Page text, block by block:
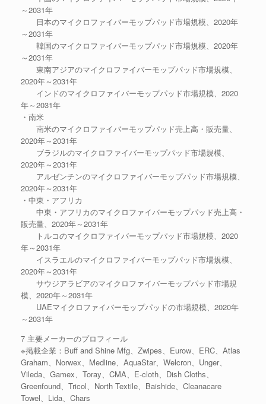
～2031年
日本のマイクロファイバーモップパッド市場規模、2020年
～2031年
韓国のマイクロファイバーモップパッド市場規模、2020年
～2031年
東南アジアのマイクロファイバーモップパッド市場規模、
2020年～2031年
インドのマイクロファイバーモップパッド市場規模、2020
年～2031年
・南米
南米のマイクロファイバーモップパッド売上高・販売量、
2020年～2031年
ブラジルのマイクロファイバーモップパッド市場規模、
2020年～2031年
アルゼンチンのマイクロファイバーモップパッド市場規模、
2020年～2031年
・中東・アフリカ
中東・アフリカのマイクロファイバーモップパッド売上高・
販売量、2020年～2031年
トルコのマイクロファイバーモップパッド市場規模、2020
年～2031年
イスラエルのマイクロファイバーモップパッド市場規模、
2020年～2031年
サウジアラビアのマイクロファイバーモップパッド市場規
模、2020年～2031年
UAEマイクロファイバーモップパッドの市場規模、2020年
～2031年
7 主要メーカーのプロフィール
※掲載企業：Buff and Shine Mfg、Zwipes、Eurow、ERC、Atlas
Graham、Norwex、Medline、AquaStar、Welcron、Unger、
Vileda、Gamex、Toray、CMA、E-cloth、Dish Cloths、
Greenfound、Tricol、North Textile、Baishide、Cleanacare
Towel、Lida、Chars